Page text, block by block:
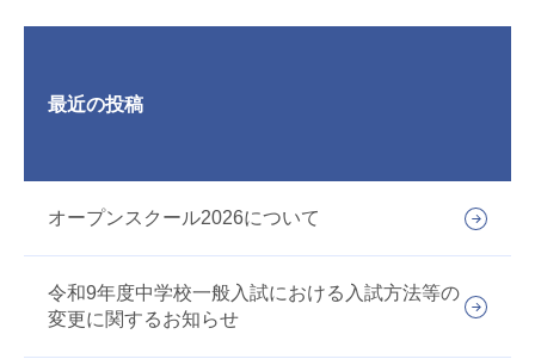
最近の投稿
オープンスクール2026について
令和9年度中学校一般入試における入試方法等の
変更に関するお知らせ